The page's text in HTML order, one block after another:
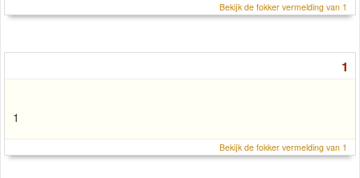
Bekijk de fokker vermelding van 1
1
1
Bekijk de fokker vermelding van 1